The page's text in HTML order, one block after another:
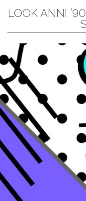
LOOK ANNI